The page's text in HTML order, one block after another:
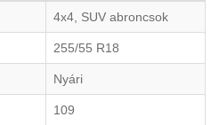
4x4, SUV abroncsok
255/55 R18
Nyári
109